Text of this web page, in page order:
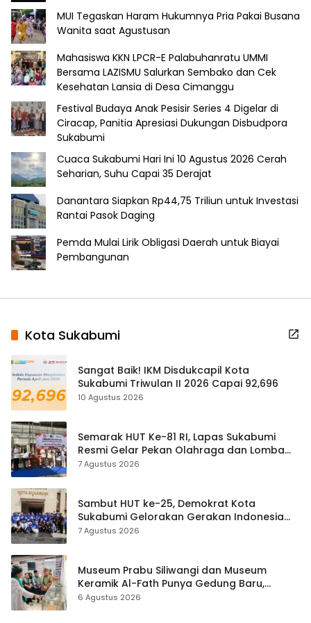
MUI Tegaskan Haram Hukumnya Pria Pakai Busana
Wanita saat Agustusan
Mahasiswa KKN LPCR-E Palabuhanratu UMMI
Bersama LAZISMU Salurkan Sembako dan Cek
Kesehatan Lansia di Desa Cimanggu
Festival Budaya Anak Pesisir Series 4 Digelar di
Ciracap, Panitia Apresiasi Dukungan Disbudpora
Sukabumi
Cuaca Sukabumi Hari Ini 10 Agustus 2026 Cerah
Seharian, Suhu Capai 35 Derajat
Danantara Siapkan Rp44,75 Triliun untuk Investasi
Rantai Pasok Daging
Pemda Mulai Lirik Obligasi Daerah untuk Biayai
Pembangunan
Kota Sukabumi
Sangat Baik! IKM Disdukcapil Kota
Sukabumi Triwulan II 2026 Capai 92,696
10 Agustus 2026
Semarak HUT Ke-81 RI, Lapas Sukabumi
Resmi Gelar Pekan Olahraga dan Lomba
Tradisional
7 Agustus 2026
Sambut HUT ke-25, Demokrat Kota
Sukabumi Gelorakan Gerakan Indonesia
ASRI Lewat Aksi Bersih Masjid Agung
7 Agustus 2026
Museum Prabu Siliwangi dan Museum
Keramik Al-Fath Punya Gedung Baru,
Hampir 500 Koleksi Dipisahkan
6 Agustus 2026